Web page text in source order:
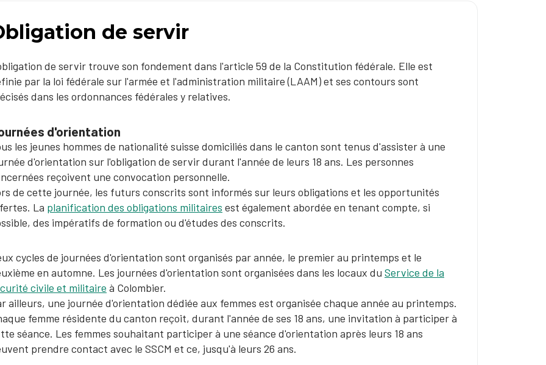
de servir
de servir trouve son fondement dans l'article 59 de la Constitution fédérale. Elle est
par la loi fédérale sur l'armée et l'administration militaire (LAAM) et ses contours sont
dans les ordonnances fédérales y relatives.
d'orientation
les jeunes hommes de nationalité suisse domiciliés dans le canton sont tenus d'assister à une
d'orientation sur l'obligation de servir durant l'année de leurs 18 ans. Les personnes
reçoivent une convocation personnelle.
de cette journée, les futurs conscrits sont informés sur leurs obligations et les opportunités
La planification des obligations militaires est également abordée en tenant compte, si
des impératifs de formation ou d'études des conscrits.
cycles de journées d'orientation sont organisés par année, le premier au printemps et le
en automne. Les journées d'orientation sont organisées dans les locaux du Service de la
civile et militaire à Colombier.
ailleurs, une journée d'orientation dédiée aux femmes est organisée chaque année au printemps.
femme résidente du canton reçoit, durant l'année de ses 18 ans, une invitation à participer à
séance. Les femmes souhaitant participer à une séance d'orientation après leurs 18 ans
prendre contact avec le SSCM et ce, jusqu'à leurs 26 ans.